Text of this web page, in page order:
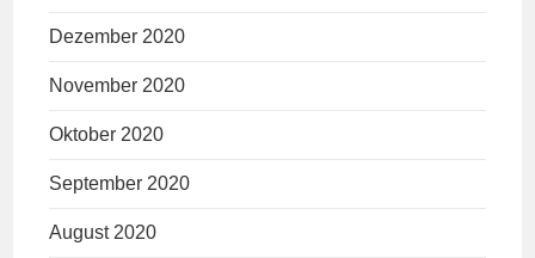
Dezember 2020
November 2020
Oktober 2020
September 2020
August 2020